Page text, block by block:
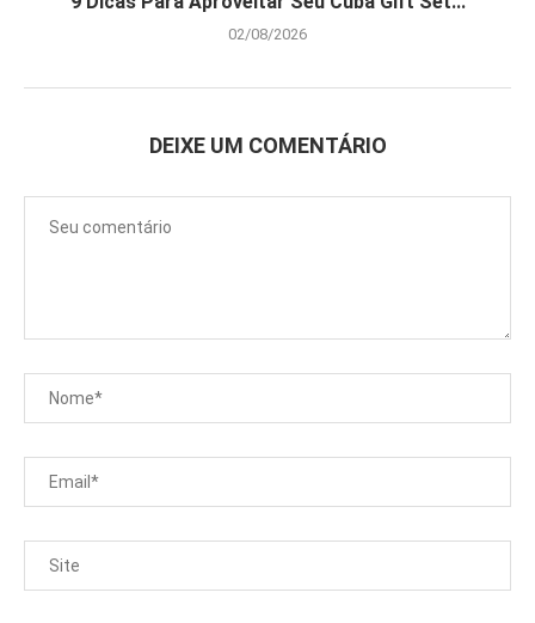
02/08/2026
DEIXE UM COMENTÁRIO